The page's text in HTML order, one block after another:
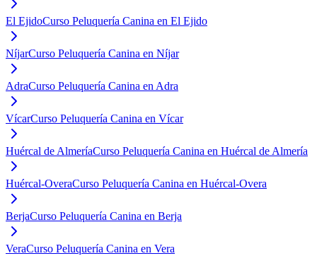
El EjidoCurso Peluquería Canina en El Ejido
NíjarCurso Peluquería Canina en Níjar
AdraCurso Peluquería Canina en Adra
VícarCurso Peluquería Canina en Vícar
Huércal de AlmeríaCurso Peluquería Canina en Huércal de Almería
Huércal-OveraCurso Peluquería Canina en Huércal-Overa
BerjaCurso Peluquería Canina en Berja
VeraCurso Peluquería Canina en Vera